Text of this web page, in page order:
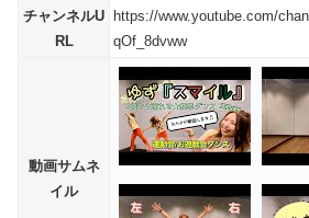
チャンネルU
RL
https://www.youtube.com/
qOf_8dvww
動画サムネ
イル